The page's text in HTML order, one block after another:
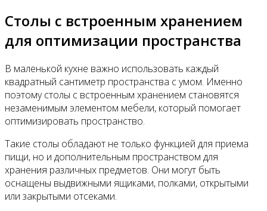
Столы с встроенным хранением
для оптимизации пространства
В маленькой кухне важно использовать каждый
квадратный сантиметр пространства с умом. Именно
поэтому столы с встроенным хранением становятся
незаменимым элементом мебели, который помогает
оптимизировать пространство.
Такие столы обладают не только функцией для приема
пищи, но и дополнительным пространством для
хранения различных предметов. Они могут быть
оснащены выдвижными ящиками, полками, открытыми
или закрытыми отсеками.